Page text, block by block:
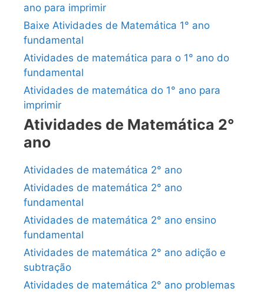
ano para imprimir
Baixe Atividades de Matemática 1° ano
fundamental
Atividades de matemática para o 1° ano do
fundamental
Atividades de matemática do 1° ano para
imprimir
Atividades de Matemática 2°
ano
Atividades de matemática 2° ano
Atividades de matemática 2° ano
fundamental
Atividades de matemática 2° ano ensino
fundamental
Atividades de matemática 2° ano adição e
subtração
Atividades de matemática 2° ano problemas